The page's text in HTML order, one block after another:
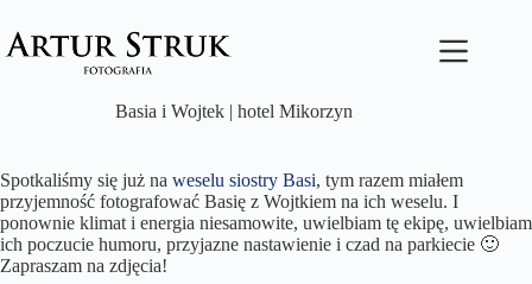
do
treści
Basia i Wojtek | hotel Mikorzyn
Spotkaliśmy się już na weselu siostry Basi, tym razem miałem
przyjemność fotografować Basię z Wojtkiem na ich weselu. I
ponownie klimat i energia niesamowite, uwielbiam tę ekipę, uwielbiam
ich poczucie humoru, przyjazne nastawienie i czad na parkiecie 🙂
Zapraszam na zdjęcia!